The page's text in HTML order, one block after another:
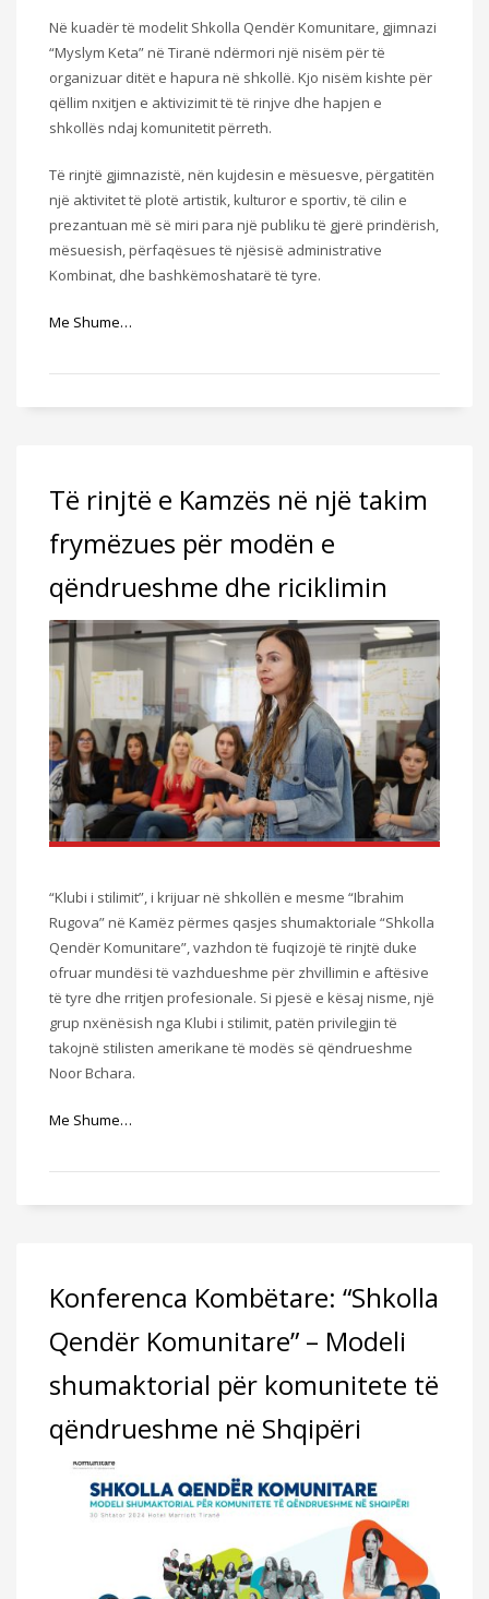
Në kuadër të modelit Shkolla Qendër Komunitare, gjimnazi
“Myslym Keta” në Tiranë ndërmori një nisëm për të
organizuar ditët e hapura në shkollë. Kjo nisëm kishte për
qëllim nxitjen e aktivizimit të të rinjve dhe hapjen e
shkollës ndaj komunitetit përreth.
Të rinjtë gjimnazistë, nën kujdesin e mësuesve, përgatitën
një aktivitet të plotë artistik, kulturor e sportiv, të cilin e
prezantuan më së miri para një publiku të gjerë prindërish,
mësuesish, përfaqësues të njësisë administrative
Kombinat, dhe bashkëmoshatarë të tyre.
Me Shume…
Të rinjtë e Kamzës në një takim
frymëzues për modën e
qëndrueshme dhe riciklimin
“Klubi i stilimit”, i krijuar në shkollën e mesme “Ibrahim
Rugova” në Kamëz përmes qasjes shumaktoriale “Shkolla
Qendër Komunitare”, vazhdon të fuqizojë të rinjtë duke
ofruar mundësi të vazhdueshme për zhvillimin e aftësive
të tyre dhe rritjen profesionale. Si pjesë e kësaj nisme, një
grup nxënësish nga Klubi i stilimit, patën privilegjin të
takojnë stilisten amerikane të modës së qëndrueshme
Noor Bchara.
Me Shume…
Konferenca Kombëtare: “Shkolla
Qendër Komunitare” – Modeli
shumaktorial për komunitete të
qëndrueshme në Shqipëri